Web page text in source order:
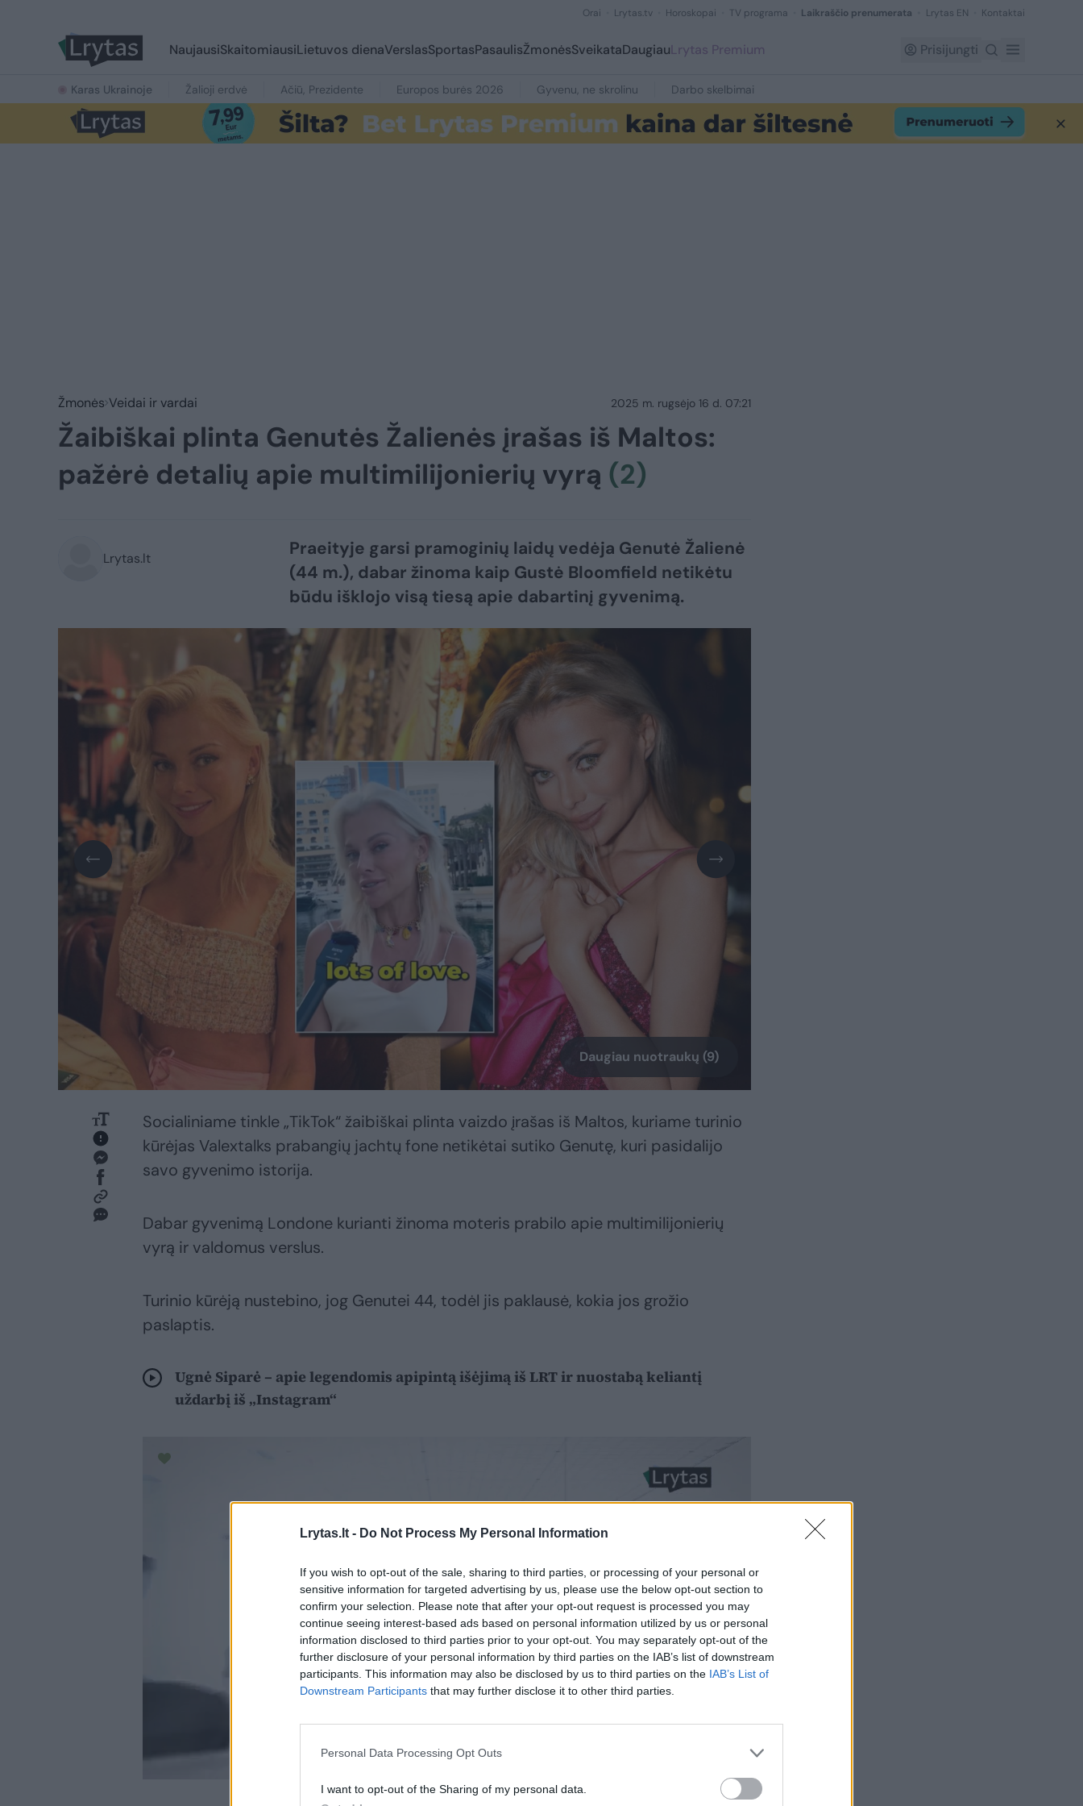
Lrytas.lt - Do Not Process My Personal Information
If you wish to opt-out of the sale, sharing to third parties, or processing of your personal or
sensitive information for targeted advertising by us, please use the below opt-out section to
confirm your selection. Please note that after your opt-out request is processed you may
continue seeing interest-based ads based on personal information utilized by us or personal
information disclosed to third parties prior to your opt-out. You may separately opt-out of the
further disclosure of your personal information by third parties on the IAB’s list of downstream
participants. This information may also be disclosed by us to third parties on the IAB’s List of
Downstream Participants that may further disclose it to other third parties.
Personal Data Processing Opt Outs
I want to opt-out of the Sharing of my personal data.
Orai Lrytas.tv Horoskopai TV programa Laikraščio prenumerata Lrytas EN Kontaktai
NaujausiSkaitomiausiLietuvos dienaVerslasSportasPasaulisŽmonėsSveikataDaugiauLrytas Premium Prisijungti
Karas Ukrainoje Žalioji erdvė Ačiū, Prezidente Europos burės 2026 Gyvenu, ne skrolinu Darbo skelbimai
Žmonės Veidai ir vardai 2025 m. rugsėjo 16 d. 07:21
Žaibiškai plinta Genutės Žalienės įrašas iš Maltos:
pažėrė detalių apie multimilijonierių vyrą (2)
Lrytas.lt
Praeityje garsi pramoginių laidų vedėja Genutė Žalienė
(44 m.), dabar žinoma kaip Gustė Bloomfield netikėtu
būdu išklojo visą tiesą apie dabartinį gyvenimą.
Daugiau nuotraukų (9)
Socialiniame tinkle „TikTok“ žaibiškai plinta vaizdo įrašas iš Maltos, kuriame turinio
kūrėjas Valextalks prabangių jachtų fone netikėtai sutiko Genutę, kuri pasidalijo
savo gyvenimo istorija.
Dabar gyvenimą Londone kurianti žinoma moteris prabilo apie multimilijonierių
vyrą ir valdomus verslus.
Turinio kūrėją nustebino, jog Genutei 44, todėl jis paklausė, kokia jos grožio
paslaptis.
Ugnė Siparė – apie legendomis apipintą išėjimą iš LRT ir nuostabą keliantį
uždarbį iš „Instagram“